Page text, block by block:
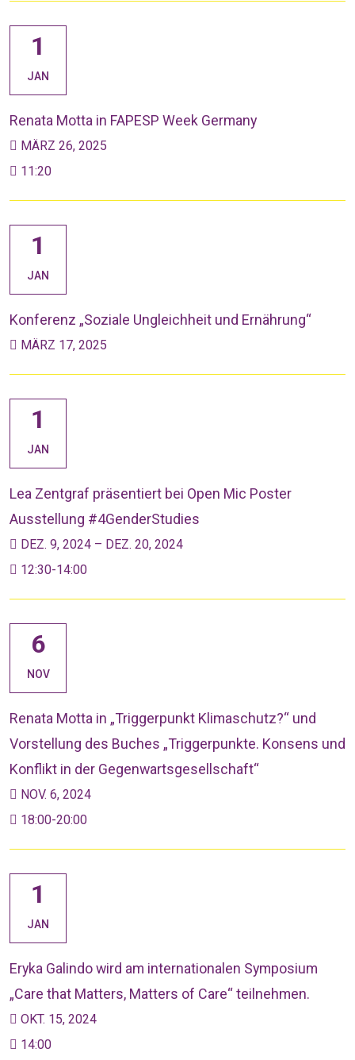
1
JAN
Renata Motta in FAPESP Week Germany
MÄRZ 26, 2025
11:20
1
JAN
Konferenz „Soziale Ungleichheit und Ernährung“
MÄRZ 17, 2025
1
JAN
Lea Zentgraf präsentiert bei Open Mic Poster
Ausstellung #4GenderStudies
DEZ. 9, 2024 – DEZ. 20, 2024
12:30-14:00
6
NOV
Renata Motta in „Triggerpunkt Klimaschutz?“ und
Vorstellung des Buches „Triggerpunkte. Konsens und
Konflikt in der Gegenwartsgesellschaft“
NOV. 6, 2024
18:00-20:00
1
JAN
Eryka Galindo wird am internationalen Symposium
„Care that Matters, Matters of Care“ teilnehmen.
OKT. 15, 2024
14:00